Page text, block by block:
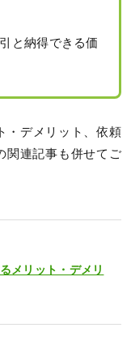
と納得できる価
・デメリット、依頼
関連記事も併せてご
メリット・デメリ